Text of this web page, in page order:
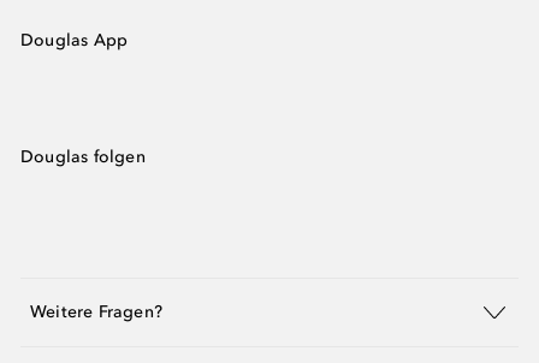
Douglas App
Douglas folgen
Weitere Fragen?